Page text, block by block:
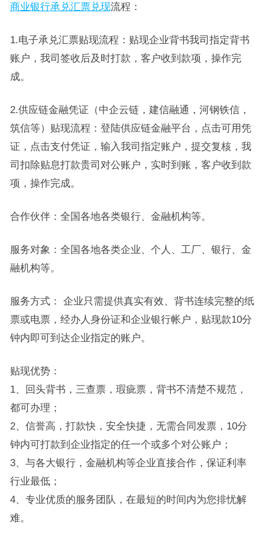
商业银行承兑汇票兑现流程：
1.电子承兑汇票贴现流程：贴现企业背书我司指定背书
账户，我司签收后及时打款，客户收到款项，操作完
成。
2.供应链金融凭证（中企云链，建信融通，河钢铁信，
筑信等）贴现流程：登陆供应链金融平台，点击可用凭
证，点击支付凭证，输入我司指定账户，提交复核，我
司扣除贴息打款贵司对公账户，实时到账，客户收到款
项，操作完成。
合作伙伴：全国各地各类银行、金融机构等。
服务对象：全国各地各类企业、个人、工厂、银行、金
融机构等。
服务方式： 企业只需提供真实有效、背书连续完整的纸
票或电票，经办人身份证和企业银行帐户，贴现款10分
钟内即可到达企业指定的账户。
贴现优势：
1、回头背书，三查票，瑕疵票，背书不清楚不规范，
都可办理；
2、信誉高，打款快，安全快捷，无需合同发票，10分
钟内可打款到企业指定的任一个或多个对公账户；
3、与各大银行，金融机构等企业直接合作，保证利率
行业最低；
4、专业优质的服务团队，在最短的时间内为您排忧解
难。